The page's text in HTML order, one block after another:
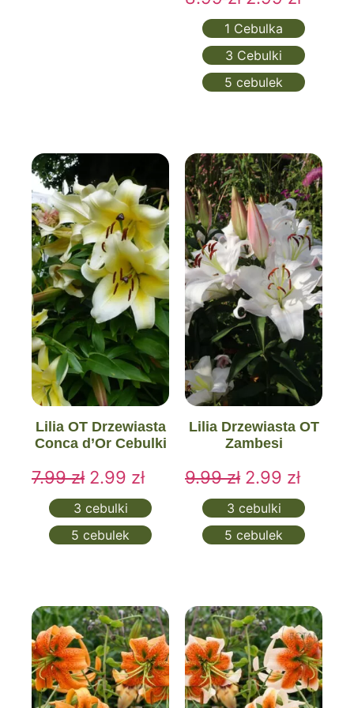
emituje przepiękną woń. Te intrygujące niebanalną
urodą rośliny należą do mieszańców
międzygatunków stworzonych z połączenia lilii
trąbkowych i orientalnych. Lilie drzewiaste są
nazywane również orietpetami. Poza rzadko
się grubym, pojedynczym i wyprostowanym pędem, a
także niewielką liczbą długich i lancetowatych liści. W
sklepie online Botanik znalazła się zarówno lilia
drzewiasta biała z domieszką żółtego koloru, jak i
kwiaty o innych odcieniach: bordo-morelowym,
czerwono-żółtym, różowym, purpurowym, bordo-
łososiowym czy kremowo-żółtym. Możesz więc
wybrać takie odmiany lilii drzewiastych, które
najbardziej pasują pod względem swojej barwy do
Twojej wizji ogrodu.
Lilie drzewiaste – hodowla
O czym pamiętać podczas hodowli, decydując się na
przede wszystkim stanowiska słoneczne oraz żyzną,
umiarkowanie wilgotną i bogatą w składniki odżywcze
glebę. Ponadto drzewiasta lilia ze względu na swoją
zabezpieczona przed wiatrem, by jej pęd się nie uległ
złamaniu.Choć cebulki lilii drzewiastych cechuje
odporność na szkodniki i choroby oraz nieduże
warunki. Dzięki temu będziesz mieć pewność, że lilie
drzewiaste rozkwitną w pełni i będą cieszyły oczy
podczas letniego odpoczynku w ogrodzie.
Lilie drzewiaste w sklepie
1 Cebulka
3 Cebulki
5 cebulek
Lilia OT Drzewiasta
Conca d’Or Cebulki
7.99zł 2.99 zł
3 cebulki
5 cebulek
Lilia Drzewiasta OT
Zambesi
9.99zł 2.99 zł
3 cebulki
5 cebulek